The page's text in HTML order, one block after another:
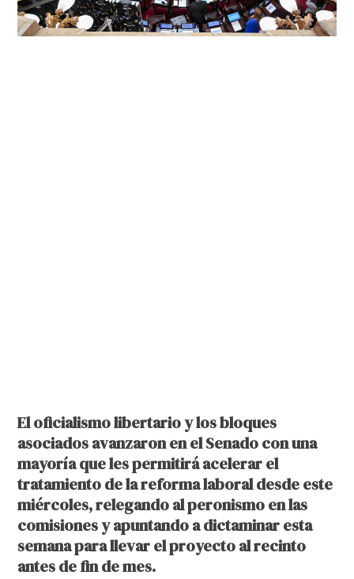
El oficialismo libertario y los bloques
asociados avanzaron en el Senado con una
mayoría que les permitirá acelerar el
tratamiento de la reforma laboral desde este
miércoles, relegando al peronismo en las
comisiones y apuntando a dictaminar esta
semana para llevar el proyecto al recinto
antes de fin de mes.